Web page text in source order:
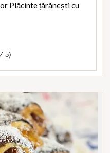
Plăcinte țărănești cu
5)